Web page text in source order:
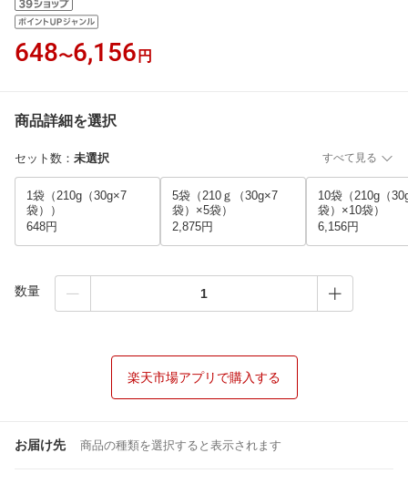
648〜6,156 円
商品詳細を選択
セット数 ： 未選択 すべて見る
1袋（210g（30g×7
袋））
648円
5袋（210ｇ（30g×7
袋）×5袋）
2,875円
10袋（210g（
袋）×10袋）
6,156円
数量
楽天市場アプリで購入する
お届け先 商品の種類を選択すると表示されます